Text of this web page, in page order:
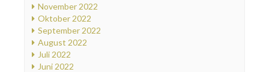
November 2022
Oktober 2022
September 2022
August 2022
Juli 2022
Juni 2022